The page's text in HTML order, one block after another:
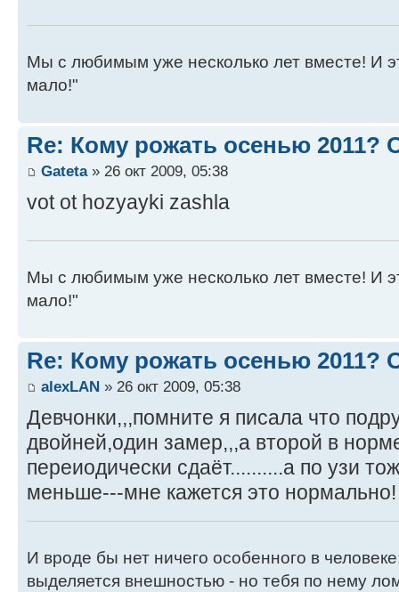
Мы с любимым уже несколько лет вместе! И
мало!"
Re: Кому рожать осенью 2011?
Gateta» 26 окт 2009, 05:38
vot ot hozyayki zashla
Мы с любимым уже несколько лет вместе! И
мало!"
Re: Кому рожать осенью 2011?
alexLAN » 26 окт 2009, 05:38
Девчонки,,,помните я писала что
двойней,один замер,,,а второй в
переиодически сдаёт..........а по узи
меньше---мне кажется это нормально!
И вроде бы нет ничего особенного в
выделяется внешностью - но тебя по нему